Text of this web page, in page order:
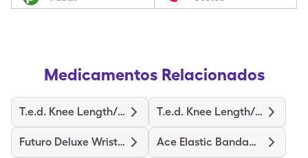
Medicamentos Relacionados
T.e.d. Knee Length/M-Regular T.e.d. Knee Length/S-Regular
Futuro Deluxe Wrist Stabilizer Ace Elastic Bandage/Clips